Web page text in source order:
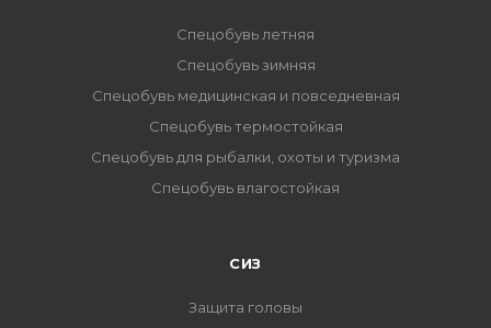
Спецобувь летняя
Спецобувь зимняя
Спецобувь медицинская и повседневная
Спецобувь термостойкая
Спецобувь для рыбалки, охоты и туризма
Спецобувь влагостойкая
СИЗ
Защита головы